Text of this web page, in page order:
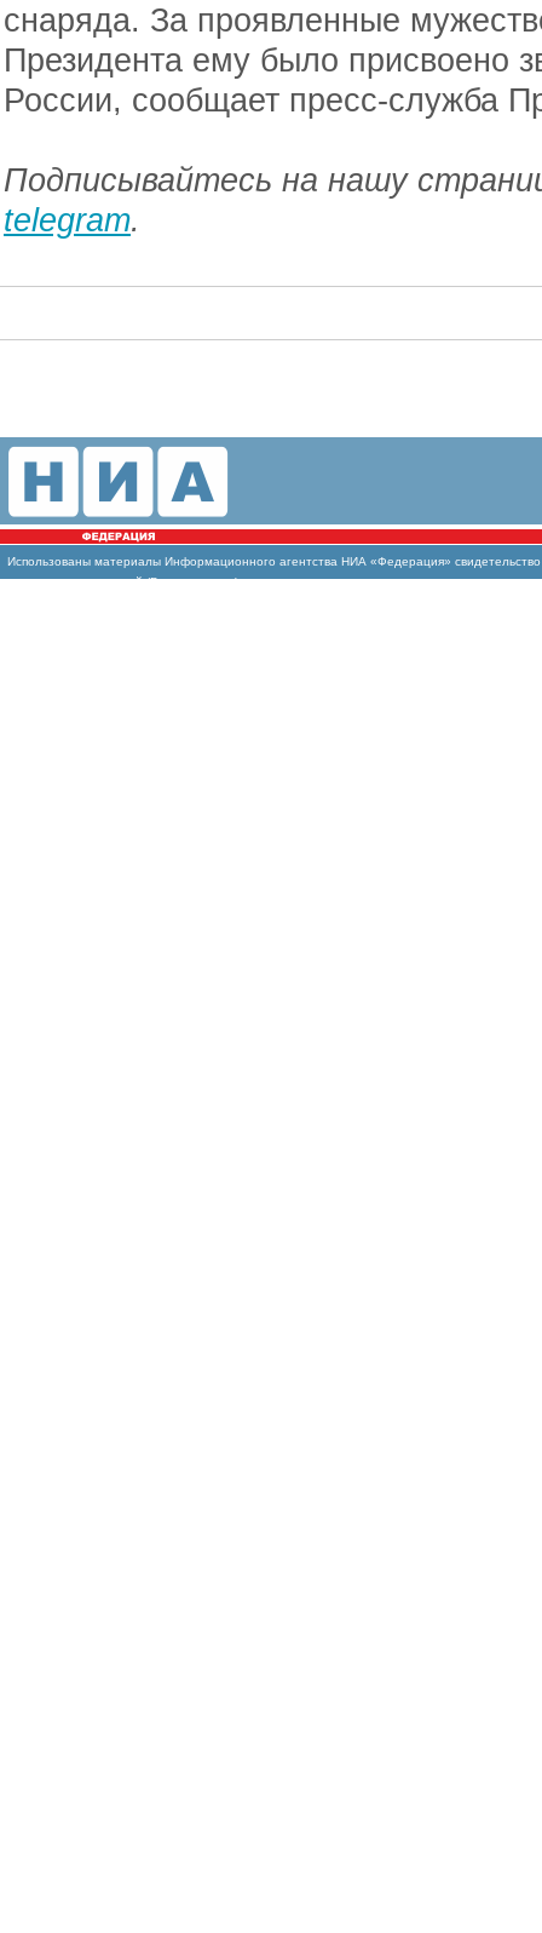
снаряда. За проявленные
Президента ему было присвоено
России, сообщает пресс-служба
Подписывайтесь на нашу
telegram.
Использованы материалы Информационного агентства НИА «Федерация»
массовых коммуникаций (Роскомнадзор)